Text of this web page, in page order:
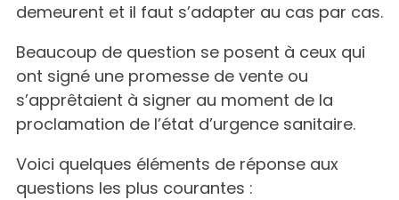
demeurent et il faut s’adapter au cas par cas.
Beaucoup de question se posent à ceux qui
ont signé une promesse de vente ou
s’apprêtaient à signer au moment de la
proclamation de l’état d’urgence sanitaire.
Voici quelques éléments de réponse aux
questions les plus courantes :